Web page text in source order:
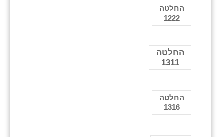
החלטה
1222
החלטה
1311
החלטה
1316